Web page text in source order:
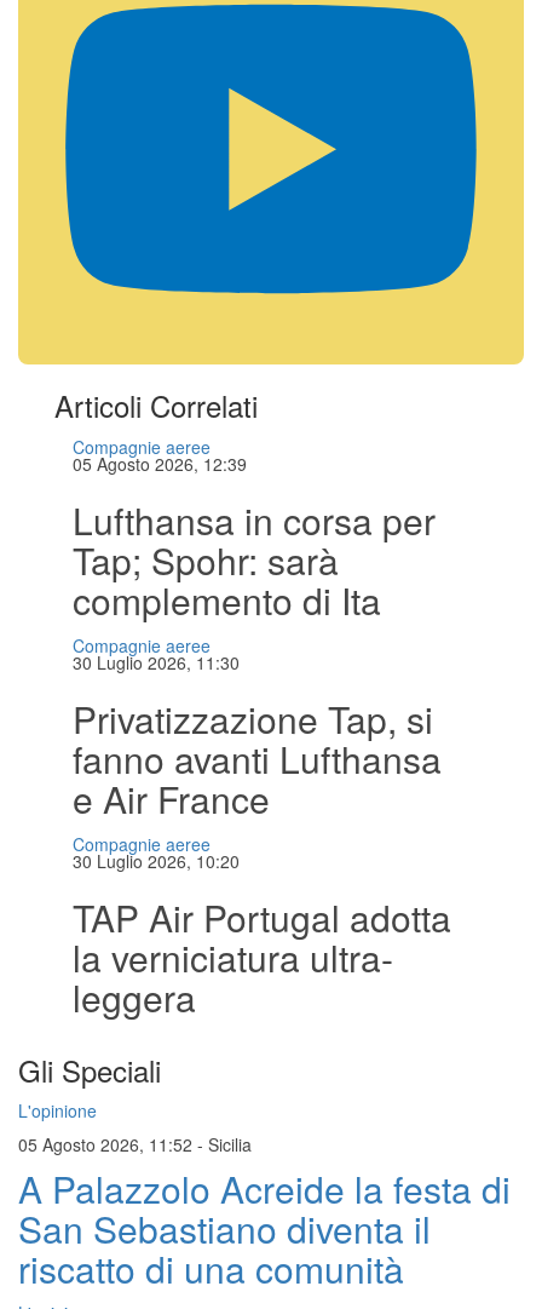
Articoli Correlati
Compagnie aeree
05 Agosto 2026, 12:39
Lufthansa in corsa per
Tap; Spohr: sarà
complemento di Ita
Compagnie aeree
30 Luglio 2026, 11:30
Privatizzazione Tap, si
fanno avanti Lufthansa
e Air France
Compagnie aeree
30 Luglio 2026, 10:20
TAP Air Portugal adotta
la verniciatura ultra-
leggera
Gli Speciali
L'opinione
05 Agosto 2026, 11:52 - Sicilia
A Palazzolo Acreide la festa di
San Sebastiano diventa il
riscatto di una comunità